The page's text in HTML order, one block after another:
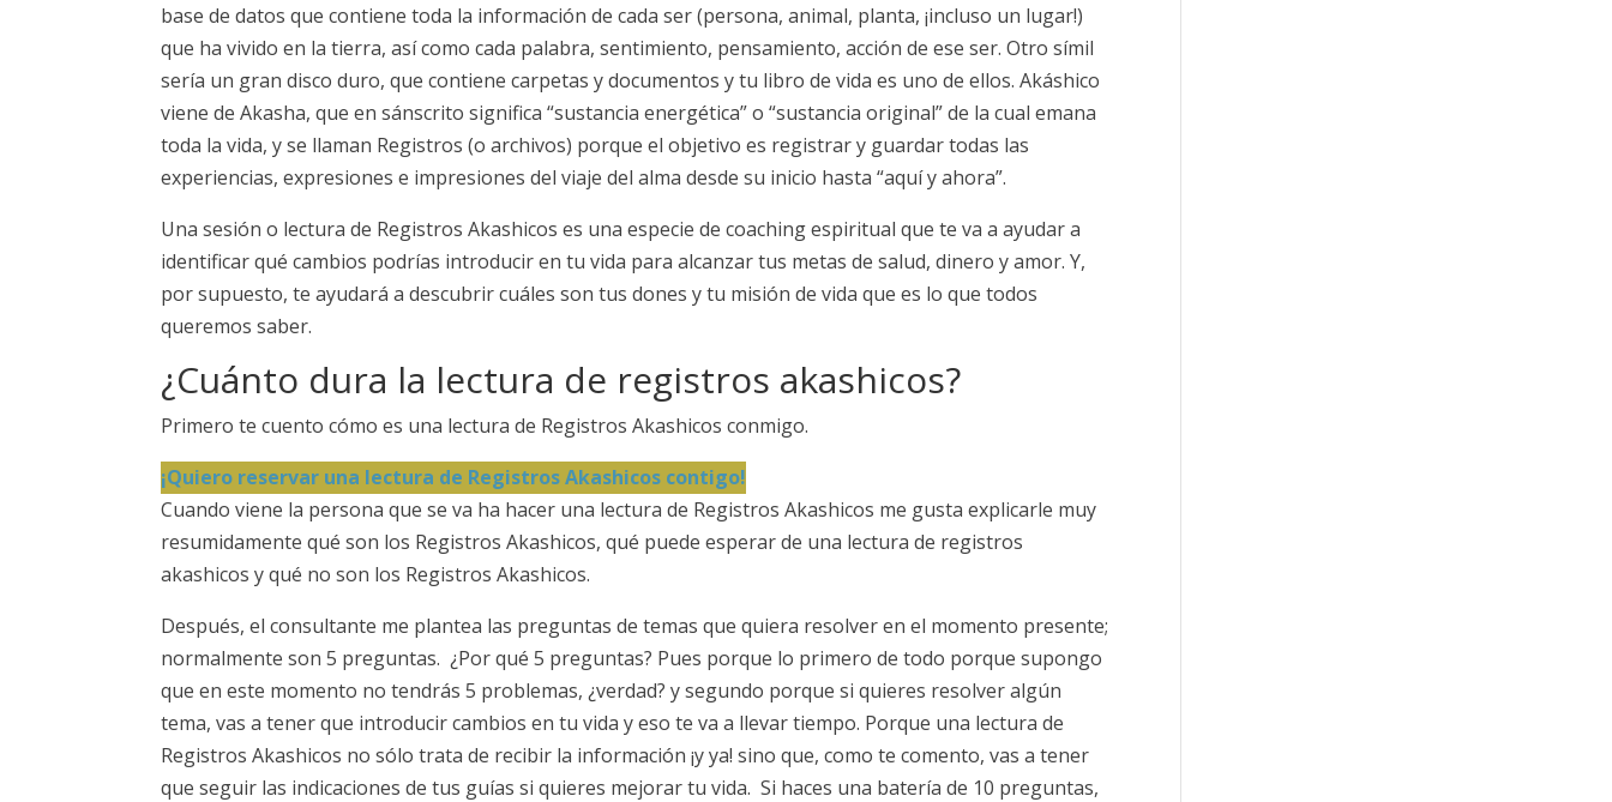
base de datos que contiene toda la información de cada ser (persona, animal, planta, ¡incluso un lugar!)
que ha vivido en la tierra, así como cada palabra, sentimiento, pensamiento, acción de ese ser. Otro símil
sería un gran disco duro, que contiene carpetas y documentos y tu libro de vida es uno de ellos. Akáshico
viene de Akasha, que en sánscrito significa “sustancia energética” o “sustancia original” de la cual emana
toda la vida, y se llaman Registros (o archivos) porque el objetivo es registrar y guardar todas las
experiencias, expresiones e impresiones del viaje del alma desde su inicio hasta “aquí y ahora”.
Una sesión o lectura de Registros Akashicos es una especie de coaching espiritual que te va a ayudar a
identificar qué cambios podrías introducir en tu vida para alcanzar tus metas de salud, dinero y amor. Y,
por supuesto, te ayudará a descubrir cuáles son tus dones y tu misión de vida que es lo que todos
queremos saber.
¿Cuánto dura la lectura de registros akashicos?
Primero te cuento cómo es una lectura de Registros Akashicos conmigo.
¡Quiero reservar una lectura de Registros Akashicos contigo!
Cuando viene la persona que se va ha hacer una lectura de Registros Akashicos me gusta explicarle muy
resumidamente qué son los Registros Akashicos, qué puede esperar de una lectura de registros
akashicos y qué no son los Registros Akashicos.
Después, el consultante me plantea las preguntas de temas que quiera resolver en el momento presente;
normalmente son 5 preguntas. ¿Por qué 5 preguntas? Pues porque lo primero de todo porque supongo
que en este momento no tendrás 5 problemas, ¿verdad? y segundo porque si quieres resolver algún
tema, vas a tener que introducir cambios en tu vida y eso te va a llevar tiempo. Porque una lectura de
Registros Akashicos no sólo trata de recibir la información ¡y ya! sino que, como te comento, vas a tener
que seguir las indicaciones de tus guías si quieres mejorar tu vida. Si haces una batería de 10 preguntas,